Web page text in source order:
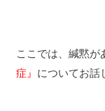
ここでは、緘黙が
症』 についてお話